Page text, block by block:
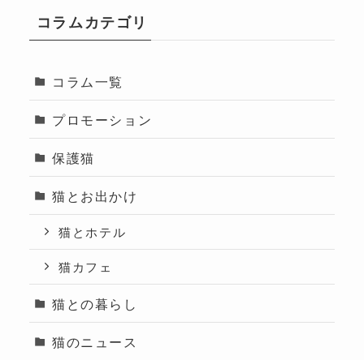
コラムカテゴリ
コラム一覧
プロモーション
保護猫
猫とお出かけ
猫とホテル
猫カフェ
猫との暮らし
猫のニュース